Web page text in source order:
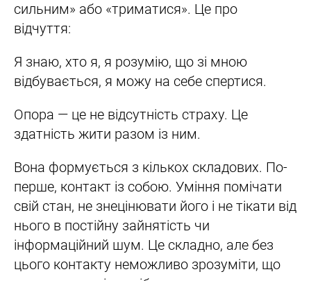
сильним» або «триматися». Це про
відчуття:
Я знаю, хто я, я розумію, що зі мною
відбувається, я можу на себе спертися.
Опора — це не відсутність страху. Це
здатність жити разом із ним.
Вона формується з кількох складових. По-
перше, контакт із собою. Уміння помічати
свій стан, не знецінювати його і не тікати від
нього в постійну зайнятість чи
інформаційний шум. Це складно, але без
цього контакту неможливо зрозуміти, що